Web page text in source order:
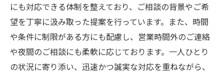
にも対応できる体制を整えており、ご相談の背景やご希
望を丁寧に汲み取った提案を行っています。また、時間
や条件に制限がある方にも配慮し、営業時間外のご連絡
や夜間のご相談にも柔軟に応じております。一人ひとり
の状況に寄り添い、迅速かつ誠実な対応を重ねながら、